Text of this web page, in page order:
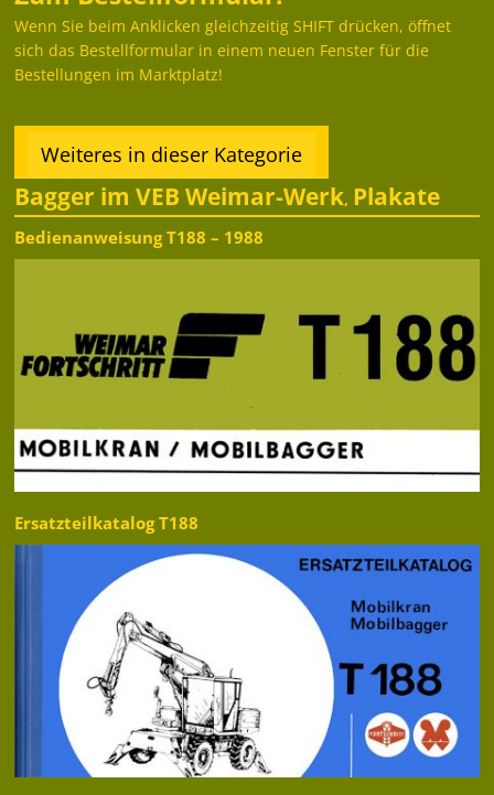
Wenn Sie beim Anklicken gleichzeitig SHIFT drücken, öffnet
sich das Bestellformular in einem neuen Fenster für die
Bestellungen im Marktplatz!
Weiteres in dieser Kategorie
Bagger im VEB Weimar-Werk, Plakate
Bedienanweisung T188 – 1988
Ersatzteilkatalog T188